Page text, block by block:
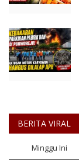
BERITA VIRAL
Minggu Ini